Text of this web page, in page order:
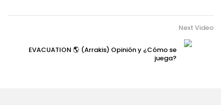
Next Video
EVACUATION 🌎 (Arrakis) Opinión y ¿Cómo se
juega?